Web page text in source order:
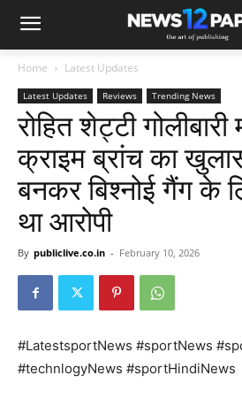
Home Latest Updates
Latest Updates Reviews Trending News
रोहित शेट्टी
क्राइम ब्रांच का
बनकर बिश्नोई गैंग के
था आरोपी
By publiclive.co.in - February 10, 2026
#LatestsportNews #sportNews
#technlogyNews #sportHindiNews